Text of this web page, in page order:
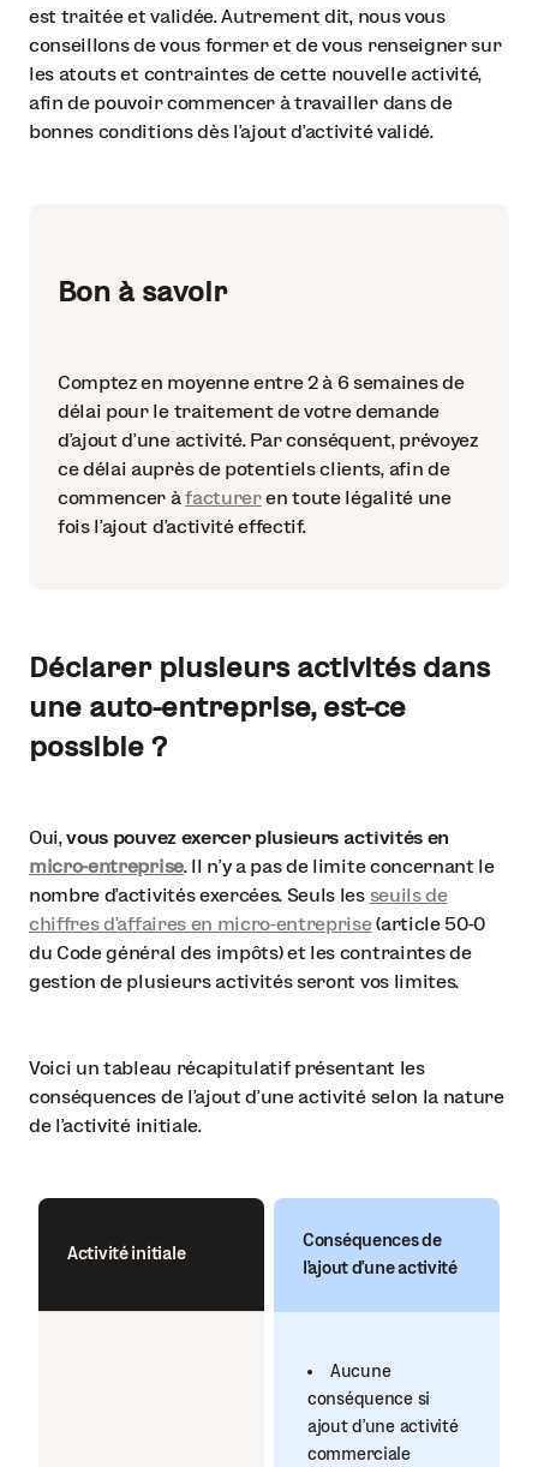
est traitée et validée. Autrement dit, nous vous
conseillons de vous former et de vous renseigner sur
les atouts et contraintes de cette nouvelle activité,
afin de pouvoir commencer à travailler dans de
bonnes conditions dès l’ajout d’activité validé.
Bon à savoir
Comptez en moyenne entre 2 à 6 semaines de
délai pour le traitement de votre demande
d’ajout d’une activité. Par conséquent, prévoyez
ce délai auprès de potentiels clients, afin de
commencer àfactureren toute légalité une
fois l’ajout d’activité effectif.
Déclarer plusieurs activités dans
une auto-entreprise, est-ce
possible ?
Oui,vous pouvez exercer plusieurs activités en
micro-entreprise. Il n’y a pas de limite concernant le
nombre d’activités exercées. Seuls les seuils de
chiffres d’affaires en micro-entreprise(article 50-0
du Code général des impôts) et les contraintes de
gestion de plusieurs activités seront vos limites.
Voici un tableau récapitulatif présentant les
conséquences de l’ajout d’une activité selon la nature
de l’activité initiale.
Activité initiale
Conséquences de
l’ajout d’une activité
Aucune
conséquence si
ajout d’une activité
commerciale